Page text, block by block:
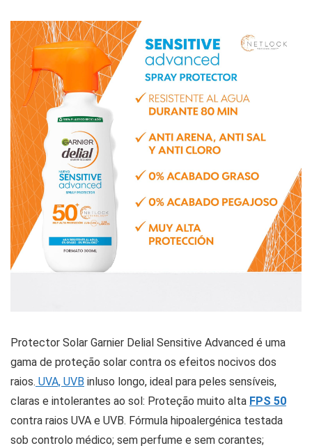
Protector Solar Garnier Delial Sensitive Advanced é uma
gama de proteção solar contra os efeitos nocivos dos
raios. UVA, UVB inluso longo, ideal para peles sensíveis,
claras e intolerantes ao sol: Proteção muito alta FPS 50
contra raios UVA e UVB. Fórmula hipoalergénica testada
sob controlo médico; sem perfume e sem corantes;